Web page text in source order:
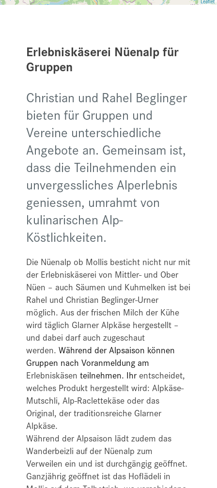
Erlebniskäserei Nüenalp für
Gruppen
Christian und Rahel Beglinger
bieten für Gruppen und
Vereine unterschiedliche
Angebote an. Gemeinsam ist,
dass die Teilnehmenden ein
unvergessliches Alperlebnis
geniessen, umrahmt von
kulinarischen Alp-
Köstlichkeiten.
Die Nüenalp ob Mollis besticht nicht nur mit
der Erlebniskäserei von Mittler- und Ober
Nüen – auch Säumen und Kuhmelken ist bei
Rahel und Christian Beglinger-Urner
möglich. Aus der frischen Milch der Kühe
wird täglich Glarner Alpkäse hergestellt –
und dabei darf auch zugeschaut
werden. Während der Alpsaison können
Gruppen nach Voranmeldung am
Erlebniskäsen teilnehmen. Ihr entscheidet,
welches Produkt hergestellt wird: Alpkäse-
Mutschli, Alp-Raclettekäse oder das
Original, der traditionsreiche Glarner
Alpkäse.
Während der Alpsaison lädt zudem das
Wanderbeizli auf der Nüenalp zum
Verweilen ein und ist durchgängig geöffnet.
Ganzjährig geöffnet ist das Hoflädeli in